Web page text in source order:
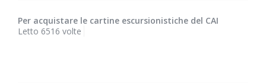
Per acquistare le cartine escursionistiche del CAI
Letto 6516 volte